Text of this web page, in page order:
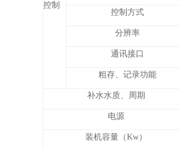
控制
控制方式
分辨率
通讯接口
粗存、记录功能
补水水质、周期
电源
装机容量（Kw）